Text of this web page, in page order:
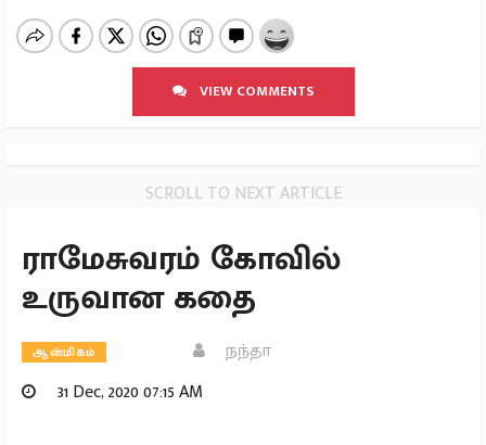
VIEW COMMENTS
SCROLL TO NEXT ARTICLE
ராமேசுவரம் கோவில்
உருவான கதை
ஆன்மிகம்
நந்தா
31 Dec, 2020 07:15 AM